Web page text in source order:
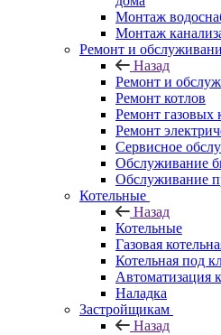
Монтаж
Монтаж
Ремонт и
Назад
Ремонт и
Ремонт котлов
Ремонт газовых
Ремонт
Сервисное
Обслуживание
Обслуживание
Котельные
Назад
Котельные
Газовая
Котельная под
Автоматизация
Наладка
Застройщикам
Назад